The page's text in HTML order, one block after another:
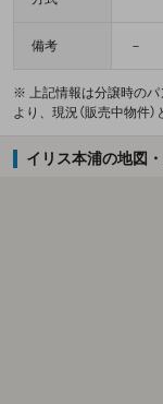
備考 －
※ 上記情報は分譲時のパ
より、現況（販売中物件
イリス本浦の地図